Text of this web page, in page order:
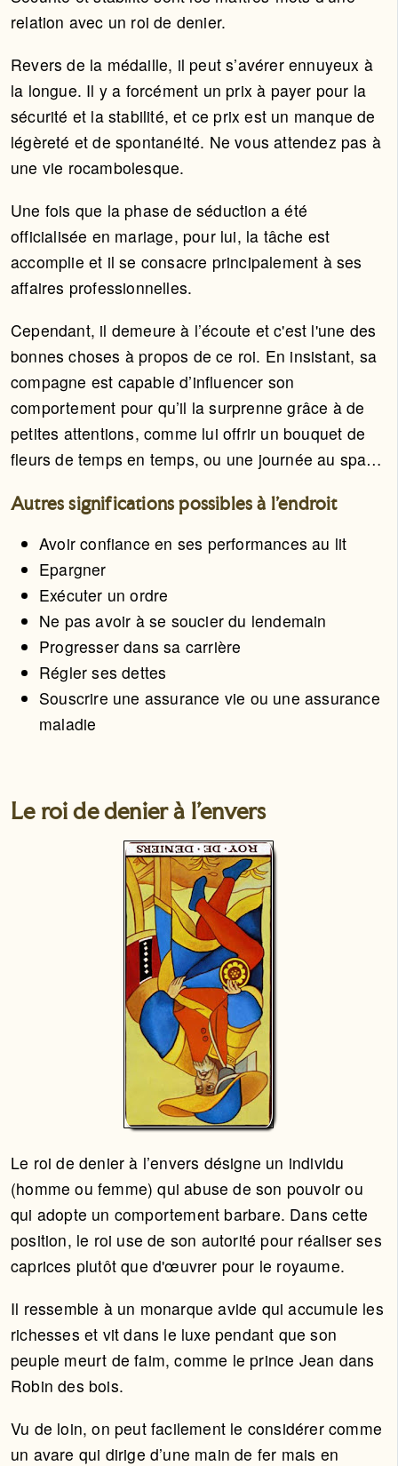
relation avec un roi de denier.
Revers de la médaille, il peut s’avérer ennuyeux à
la longue. Il y a forcément un prix à payer pour la
sécurité et la stabilité, et ce prix est un manque de
légèreté et de spontanéité. Ne vous attendez pas à
une vie rocambolesque.
Une fois que la phase de séduction a été
officialisée en mariage, pour lui, la tâche est
accomplie et il se consacre principalement à ses
affaires professionnelles.
Cependant, il demeure à l’écoute et c'est l'une des
bonnes choses à propos de ce roi. En insistant, sa
compagne est capable d’influencer son
comportement pour qu’il la surprenne grâce à de
petites attentions, comme lui offrir un bouquet de
fleurs de temps en temps, ou une journée au spa…
Autres significations possibles à l'endroit
Avoir confiance en ses performances au lit
Epargner
Exécuter un ordre
Ne pas avoir à se soucier du lendemain
Progresser dans sa carrière
Régler ses dettes
Souscrire une assurance vie ou une assurance
maladie
Le roi de denier à l'envers
Le roi de denier à l’envers désigne un individu
(homme ou femme) qui abuse de son pouvoir ou
qui adopte un comportement barbare. Dans cette
position, le roi use de son autorité pour réaliser ses
caprices plutôt que d'œuvrer pour le royaume.
Il ressemble à un monarque avide qui accumule les
richesses et vit dans le luxe pendant que son
peuple meurt de faim, comme le prince Jean dans
Robin des bois.
Vu de loin, on peut facilement le considérer comme
un avare qui dirige d’une main de fer mais en